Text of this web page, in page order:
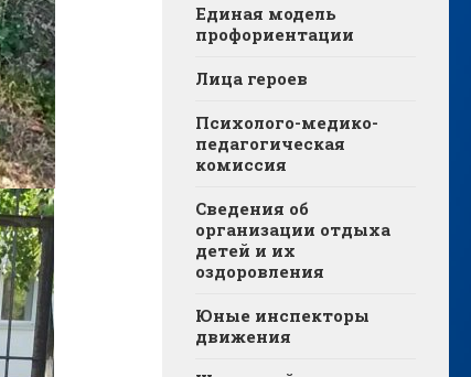
Единая модель
профориентации
Лица героев
Психолого-медико-
педагогическая
комиссия
Сведения об
организации отдыха
детей и их
оздоровления
Юные инспекторы
движения